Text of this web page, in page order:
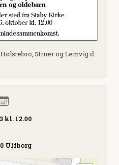
Struer og Lemvig d.
kl. 12.00
Ulfborg